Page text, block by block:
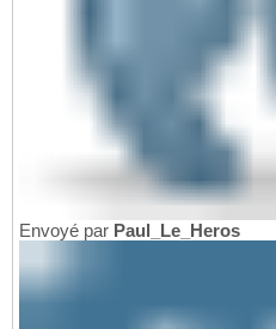
Envoyé par Paul_Le_Heros